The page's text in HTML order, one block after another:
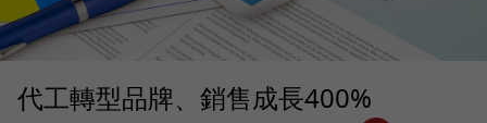
代工轉型品牌、銷售成長400%